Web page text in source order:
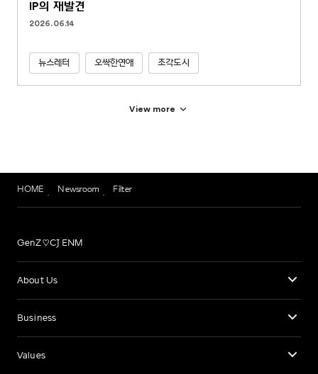
IP의 재발견
2026.06.14
뉴스레터 오싹한연애 조각도시
View more
HOME Newsroom Filter
GenZ♡CJ ENM
About Us
Business
Values